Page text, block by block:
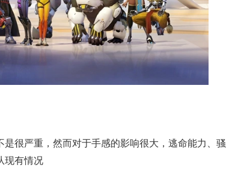
是很严重，然而对于手感的影响很大，逃命能力、骚
现有情况